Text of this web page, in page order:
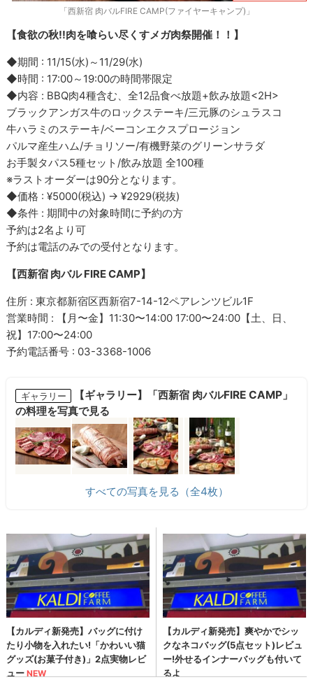
「西新宿 肉バルFIRE CAMP(ファイヤーキャンプ)」
【食欲の秋!!肉を喰らい尽くすメガ肉祭開催！！】
◆期間 : 11/15(水)～11/29(水)
◆時間 : 17:00～19:00の時間帯限定
◆内容 : BBQ肉4種含む、全12品食べ放題+飲み放題<2H>
ブラックアンガス牛のロックステーキ/三元豚のシュラスコ
牛ハラミのステーキ/ベーコンエクスプロージョン
パルマ産生ハム/チョリソー/有機野菜のグリーンサラダ
お手製タパス5種セット/飲み放題 全100種
※ラストオーダーは90分となります。
◆価格 : ¥5000(税込) → ¥2929(税抜)
◆条件 : 期間中の対象時間に予約の方
予約は2名より可
予約は電話のみでの受付となります。
【西新宿 肉バル FIRE CAMP】
住所 : 東京都新宿区西新宿7-14-12ペアレンツビル1F
営業時間 : 【月〜金】11:30〜14:00 17:00〜24:00【土、日、
祝】17:00〜24:00
予約電話番号 : 03-3368-1006
ギャラリー
【ギャラリー】「西新宿 肉バルFIRE CAMP」
の料理を写真で見る
すべての写真を見る（全4枚）